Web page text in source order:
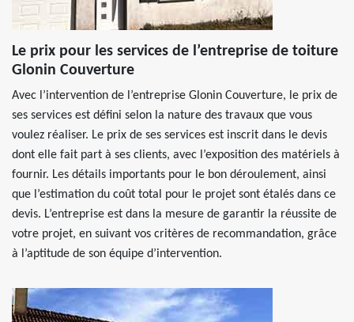
Le prix pour les services de l’entreprise de toiture
Glonin Couverture
Avec l’intervention de l’entreprise Glonin Couverture, le prix de
ses services est défini selon la nature des travaux que vous
voulez réaliser. Le prix de ses services est inscrit dans le devis
dont elle fait part à ses clients, avec l’exposition des matériels à
fournir. Les détails importants pour le bon déroulement, ainsi
que l’estimation du coût total pour le projet sont étalés dans ce
devis. L’entreprise est dans la mesure de garantir la réussite de
votre projet, en suivant vos critères de recommandation, grâce
à l’aptitude de son équipe d’intervention.